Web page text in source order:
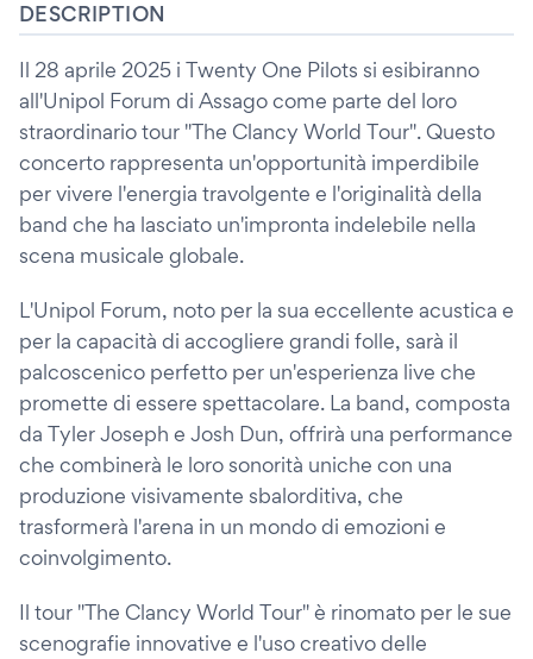
DESCRIPTION
Il 28 aprile 2025 i Twenty One Pilots si esibiranno
all'Unipol Forum di Assago come parte del loro
straordinario tour "The Clancy World Tour". Questo
concerto rappresenta un'opportunità imperdibile
per vivere l'energia travolgente e l'originalità della
band che ha lasciato un'impronta indelebile nella
scena musicale globale.
L'Unipol Forum, noto per la sua eccellente acustica e
per la capacità di accogliere grandi folle, sarà il
palcoscenico perfetto per un'esperienza live che
promette di essere spettacolare. La band, composta
da Tyler Joseph e Josh Dun, offrirà una performance
che combinerà le loro sonorità uniche con una
produzione visivamente sbalorditiva, che
trasformerà l'arena in un mondo di emozioni e
coinvolgimento.
Il tour "The Clancy World Tour" è rinomato per le sue
scenografie innovative e l'uso creativo delle